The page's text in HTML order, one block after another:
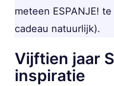
meteen ESPANJE!
cadeau natuurlijk).
Vijftien jaar
inspiratie